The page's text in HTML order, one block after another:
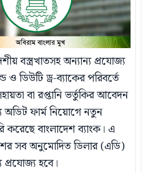
বস্ত্রখাতসহ অন্যান্য প্রযোজ্য
ও ডিউটি ড্র-ব্যাকের পরিবর্তে
বা রপ্তানি ভর্তুকির আবেদন
অডিট ফার্ম নিয়োগে নতুন
করেছে বাংলাদেশ ব্যাংক। এ
সব অনুমোদিত ডিলার (এডি)
প্রযোজ্য হবে।